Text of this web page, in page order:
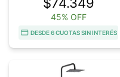
$74.349
45% OFF
DESDE 6 CUOTAS SIN INTERÉS